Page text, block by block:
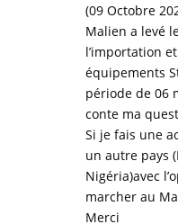
(09 Octobre
Malien a levé
l’importation
équipements
période de 06
conte ma
Si je fais une
un autre pays
Nigéria)avec
marcher au
Merci